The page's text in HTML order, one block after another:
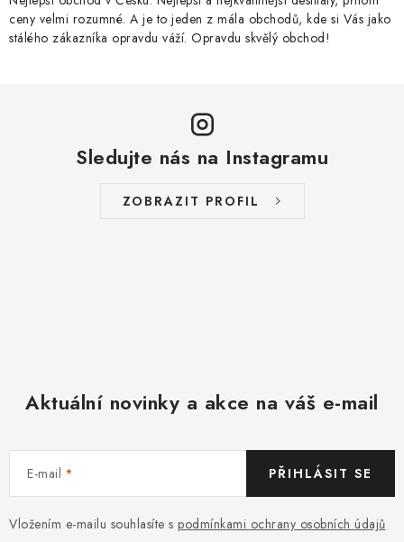
ceny velmi rozumné. A je to jeden z mála obchodů, kde si Vás jako
stálého zákazníka opravdu váží. Opravdu skvělý obchod!
Sledujte nás na Instagramu
ZOBRAZIT PROFIL
Aktuální novinky a akce na váš e-mail
E-mail
Vložením e-mailu souhlasíte s podmínkami ochrany osobních údajů
PŘIHLÁSIT SE